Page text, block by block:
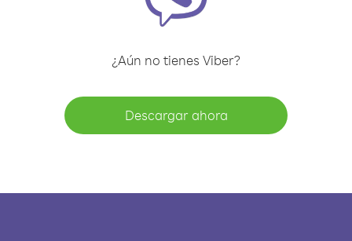
¿Aún no tienes Viber?
Descargar ahora